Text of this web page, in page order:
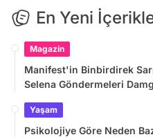
En Yeni
Magazin
Manifest'in Binbirdirek
Selena Göndermeleri
Yaşam
Psikolojiye Göre Neden